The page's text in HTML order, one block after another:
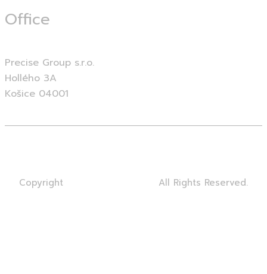
Office
Precise Group s.r.o.
Hollého 3A
Košice 04001
Copyright All Rights Reserved.